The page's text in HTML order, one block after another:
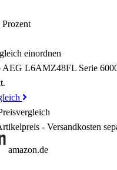
Prozent
einordnen
AEG L6AMZ48FL Serie
- Versandkosten
amazon.de